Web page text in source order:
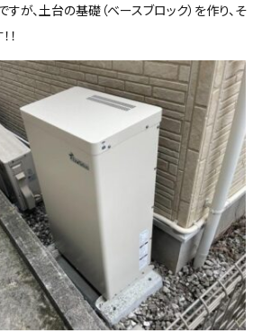
が、土台の基礎（ベースブロック）を作り、そ
！